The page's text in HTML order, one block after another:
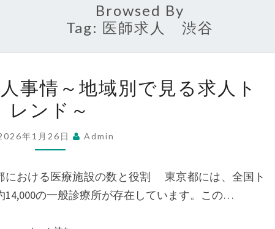
Browsed By
Tag: 医師求人 渋谷
京
都
の
師
求
事情～地域別で見る求人ト
レンド～
年1月26日 Admin
における医療施設の数と役割 東京都には、全国ト
14,000の一般診療所が存在しています。この…